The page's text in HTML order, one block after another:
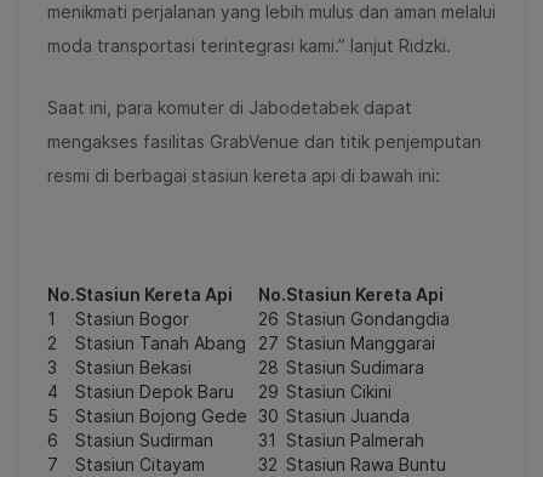
menikmati perjalanan yang lebih mulus dan aman melalui
moda transportasi terintegrasi kami.” lanjut Ridzki.
Saat ini, para komuter di Jabodetabek dapat
mengakses fasilitas GrabVenue dan titik penjemputan
resmi di berbagai stasiun kereta api di bawah ini:
No.Stasiun Kereta Api No.Stasiun Kereta Api
1
Stasiun Bogor 26 Stasiun Gondangdia
2
Stasiun Tanah Abang 27 Stasiun Manggarai
3
Stasiun Bekasi 28 Stasiun Sudimara
4
Stasiun Depok Baru 29 Stasiun Cikini
5
Stasiun Bojong Gede 30 Stasiun Juanda
6
Stasiun Sudirman 31 Stasiun Palmerah
7
Stasiun Citayam 32 Stasiun Rawa Buntu